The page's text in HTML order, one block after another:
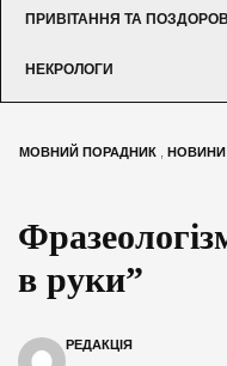
ПРИВІТАННЯ ТА
НЕКРОЛОГИ
МОВНИЙ ПОРАДНИК НОВИНИ
в руки”
РЕДАКЦІЯ